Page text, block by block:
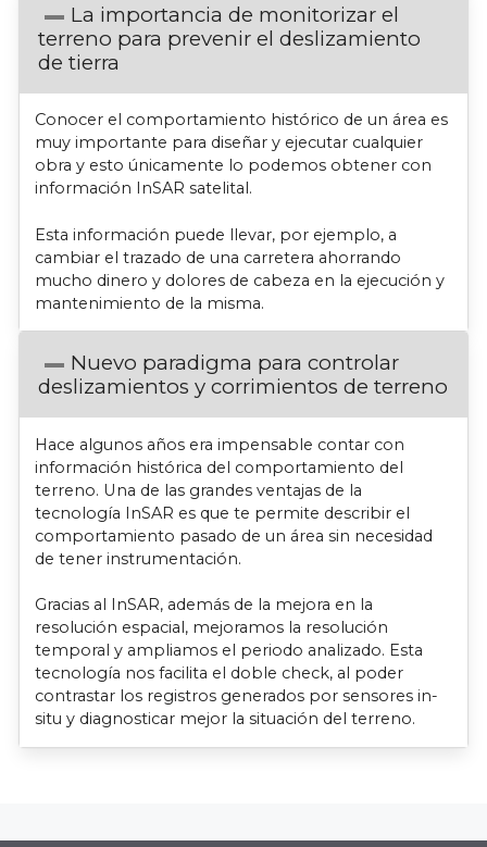
La importancia de monitorizar el
terreno para prevenir el deslizamiento
de tierra
Conocer el comportamiento histórico de un área es
muy importante para diseñar y ejecutar cualquier
obra y esto únicamente lo podemos obtener con
información InSAR satelital.
Esta información puede llevar, por ejemplo, a
cambiar el trazado de una carretera ahorrando
mucho dinero y dolores de cabeza en la ejecución y
mantenimiento de la misma.
Nuevo paradigma para controlar
deslizamientos y corrimientos de terreno
Hace algunos años era impensable contar con
información histórica del comportamiento del
terreno. Una de las grandes ventajas de la
tecnología InSAR es que te permite describir el
comportamiento pasado de un área sin necesidad
de tener instrumentación.
Gracias al InSAR, además de la mejora en la
resolución espacial, mejoramos la resolución
temporal y ampliamos el periodo analizado. Esta
tecnología nos facilita el doble check, al poder
contrastar los registros generados por sensores in-
situ y diagnosticar mejor la situación del terreno.